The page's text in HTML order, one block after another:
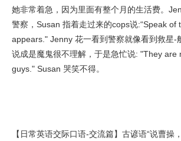
她非常着急，因为里面有整个月的生活费。
警察，Susan 指着走过来的cops说:“Speak of
appears." Jenny 花一看到警察就像看到救星-
说成是魔鬼很不理解，于是急忙说: "They are
guys." Susan 哭笑不得。
【日常英语交际口语-交流篇】古谚语“说曹操